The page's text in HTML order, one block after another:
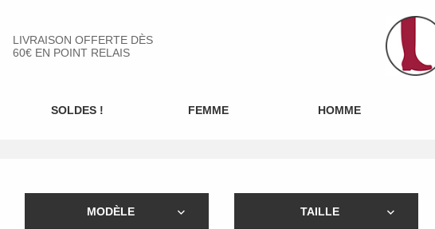
LIVRAISON OFFERTE DÈS
60€ EN POINT RELAIS
SOLDES ! FEMME HOMME
MODÈLE TAILLE